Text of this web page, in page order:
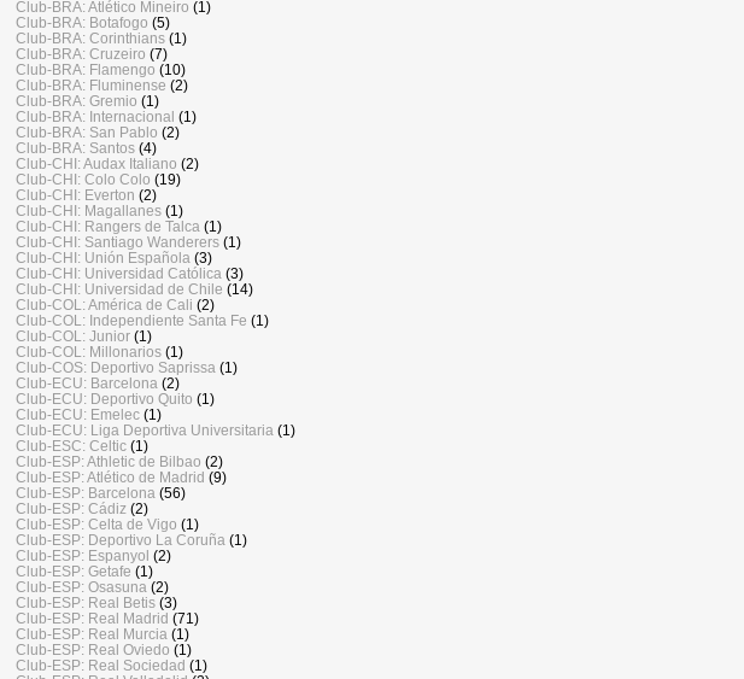
Club-BRA: Atlético Mineiro (1)
Club-BRA: Botafogo (5)
Club-BRA: Corinthians (1)
Club-BRA: Cruzeiro (7)
Club-BRA: Flamengo (10)
Club-BRA: Fluminense (2)
Club-BRA: Gremio (1)
Club-BRA: Internacional (1)
Club-BRA: San Pablo (2)
Club-BRA: Santos (4)
Club-CHI: Audax Italiano (2)
Club-CHI: Colo Colo (19)
Club-CHI: Everton (2)
Club-CHI: Magallanes (1)
Club-CHI: Rangers de Talca (1)
Club-CHI: Santiago Wanderers (1)
Club-CHI: Unión Española (3)
Club-CHI: Universidad Católica (3)
Club-CHI: Universidad de Chile (14)
Club-COL: América de Cali (2)
Club-COL: Independiente Santa Fe (1)
Club-COL: Junior (1)
Club-COL: Millonarios (1)
Club-COS: Deportivo Saprissa (1)
Club-ECU: Barcelona (2)
Club-ECU: Deportivo Quito (1)
Club-ECU: Emelec (1)
Club-ECU: Liga Deportiva Universitaria (1)
Club-ESC: Celtic (1)
Club-ESP: Athletic de Bilbao (2)
Club-ESP: Atlético de Madrid (9)
Club-ESP: Barcelona (56)
Club-ESP: Cádiz (2)
Club-ESP: Celta de Vigo (1)
Club-ESP: Deportivo La Coruña (1)
Club-ESP: Espanyol (2)
Club-ESP: Getafe (1)
Club-ESP: Osasuna (2)
Club-ESP: Real Betis (3)
Club-ESP: Real Madrid (71)
Club-ESP: Real Murcia (1)
Club-ESP: Real Oviedo (1)
Club-ESP: Real Sociedad (1)